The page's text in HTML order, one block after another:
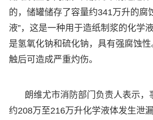
的，储罐储存了容量约341万升的腐
液”，这是一种用于造纸制浆的化学
是氢氧化钠和硫化钠，具有强腐蚀
触后可造成严重灼伤。
朗维尤市消防部门负责人表示，
约208万至216万升化学液体发生泄